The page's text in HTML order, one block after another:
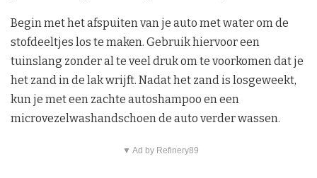
Begin met het afspuiten van je auto met water om de
stofdeeltjes los te maken. Gebruik hiervoor een
tuinslang zonder al te veel druk om te voorkomen dat je
het zand in de lak wrijft. Nadat het zand is losgeweekt,
kun je met een zachte autoshampoo en een
microvezelwashandschoen de auto verder wassen.
▼ Ad by Refinery89